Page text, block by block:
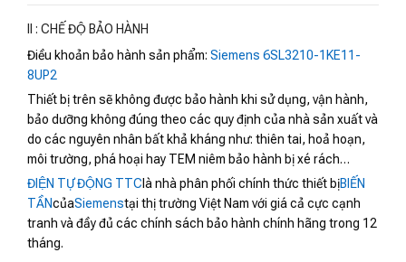
II : CHẾ ĐỘ BẢO HÀNH
Điều khoản bảo hành sản phẩm: Siemens 6SL3210-1KE11-
8UP2
Thiết bị trên sẽ không được bảo hành khi sử dụng, vận hành,
bảo dưỡng không đúng theo các quy định của nhà sản xuất và
do các nguyên nhân bất khả kháng như: thiên tai, hoả hoạn,
môi trường, phá hoại hay TEM niêm bảo hành bị xé rách…
ĐIỆN TỰ ĐỘNG TTC là nhà phân phối chính thức thiết bịBIẾN
TẦNcủaSiemenstại thị trường Việt Nam với giá cả cực cạnh
tranh và đầy đủ các chính sách bảo hành chính hãng trong 12
tháng.